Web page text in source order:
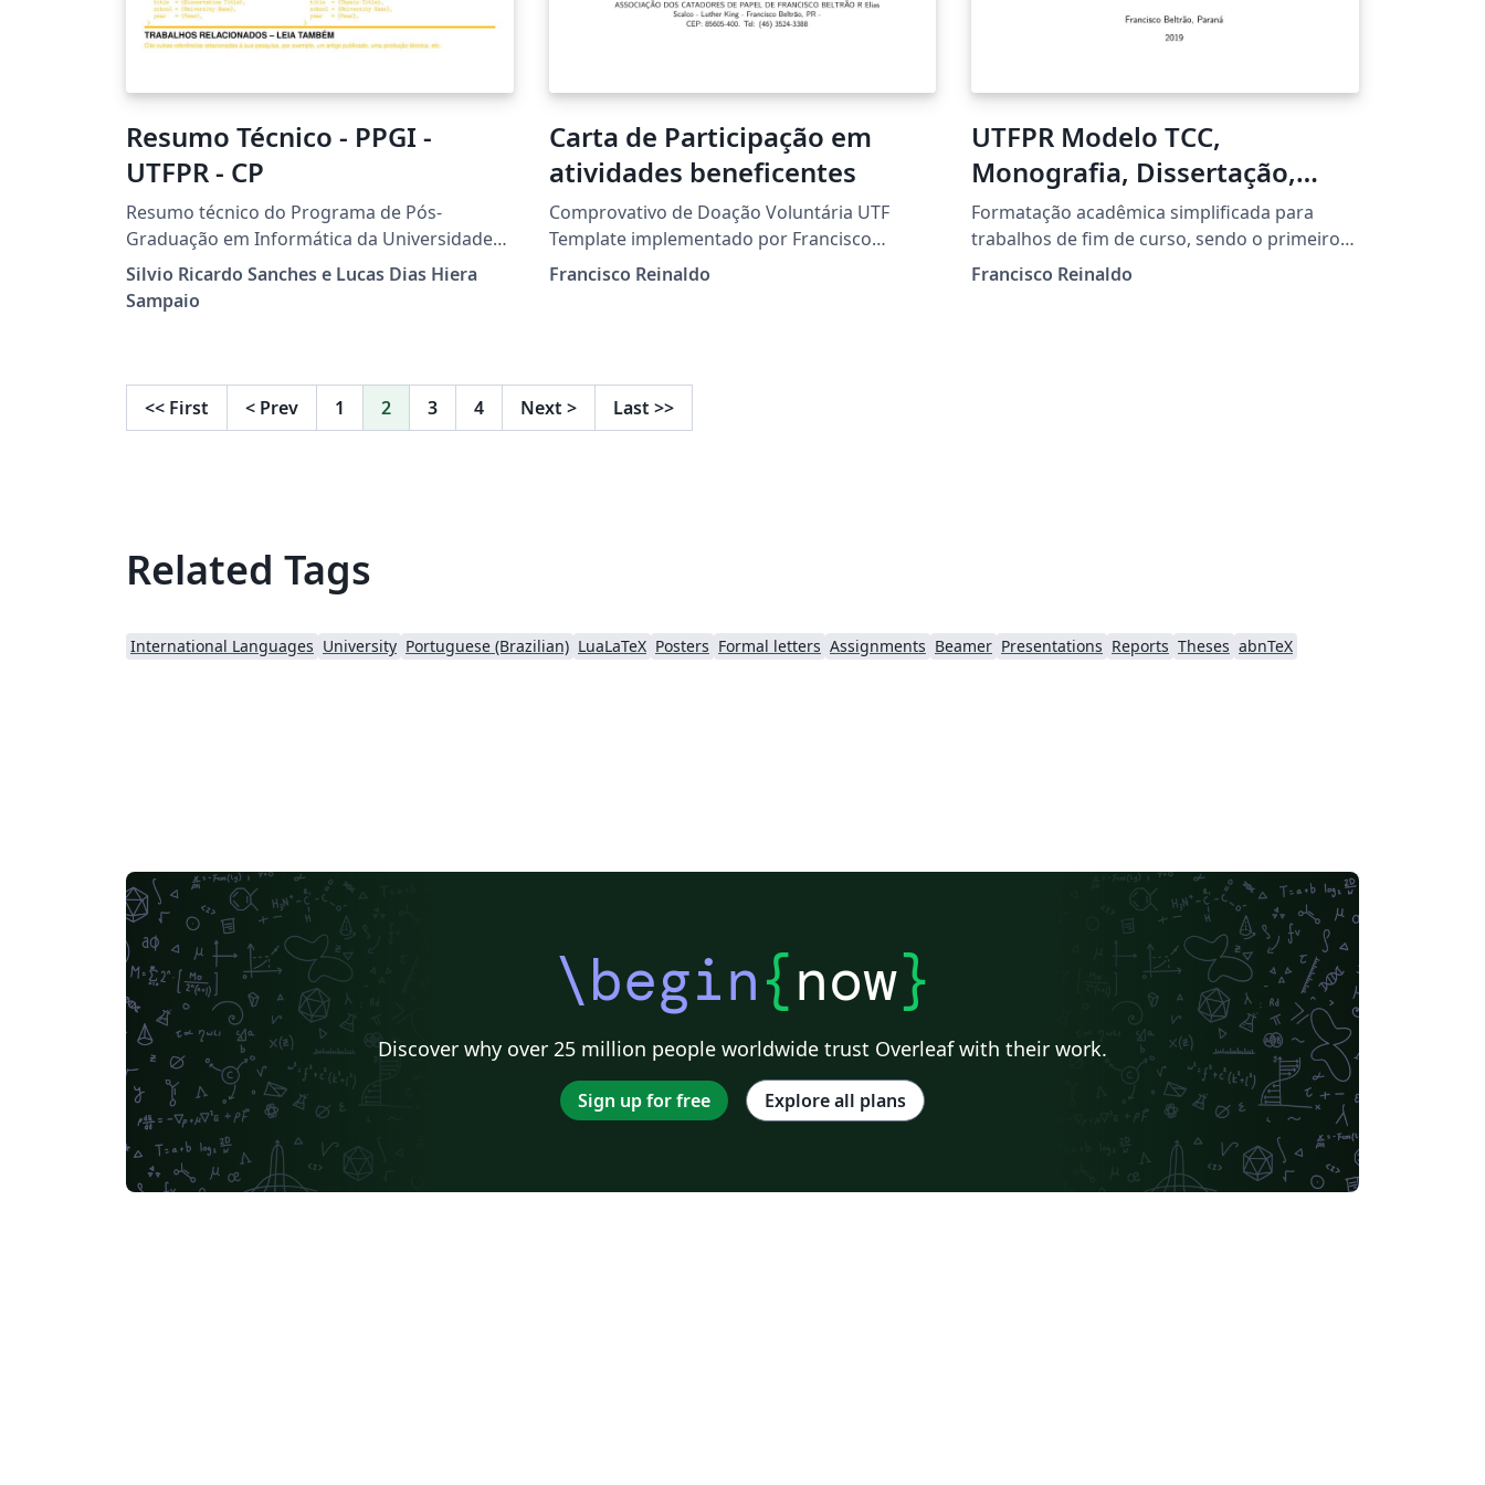
Resumo Técnico - PPGI -
UTFPR - CP
Resumo técnico do Programa de Pós-
Graduação em Informática da Universidade
Tecnológica Federal do Paraná - Campus
Cornélio Procópio.
Silvio Ricardo Sanches e Lucas Dias Hiera
Sampaio
Carta de Participação em
atividades beneficentes
Comprovativo de Doação Voluntária UTF
Template implementado por Francisco
Reinaldo (https://orcid.org/0000-0001-6161-
Informática - Francisco Beltrão/PR Atividades
complementares
Francisco Reinaldo
UTFPR Modelo TCC,
Monografia, Dissertação,
Tese com pdf-a-3b versao
GoldenDragon
Formatação acadêmica simplificada para
trabalhos de fim de curso, sendo o primeiro
já feito no BR em LaTeX com PDF-A/3b. Versao
Francisco Reinaldo
<< First < Prev 1 2 3 4 Next > Last >>
Related Tags
International Languages University Portuguese (Brazilian) LuaLaTeX Posters Formal letters Assignments Beamer Presentations Reports Theses abnTeX
\begin{now}
Discover why over 25 million people worldwide trust Overleaf with their work.
Sign up for free Explore all plans